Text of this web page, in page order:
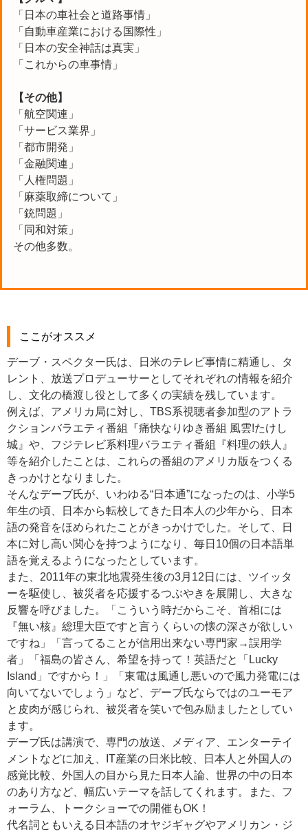
「日本の車社会と道路事情」
「自動車産業における国際性」
「日本の安全神話は真実」
「これからの車事情」
【その他】
「航空関連」
「サービス業界」
「都市開発」
「金融関連」
「人権問題」
「麻薬取締について」
「銃問題」
「同和対策」
その他多数。
ここがオススメ
デーブ・スペクター氏は、日米のテレビ事情に精通し、タ
レント、放送プロデューサーとしてそれぞれの情報を紹介
し、文化の橋渡し役として多くの実績を残しています。
例えば、アメリカ局に対し、TBS系視聴者参加型のアトラ
クションバラエティ番組『痛快なりゆき番組 風雲!たけし
城』や、フジテレビ系料理バラエティ番組『料理の鉄人』
等を紹介したことは、これらの番組のアメリカ版をつくる
きっかけとなりました。
そんなデーブ氏が、いわゆる“日本通”になったのは、小学5
年生の頃、日本から転校してきた日本人の少年から、日本
語の発音をほめられたことがきっかけでした。そして、日
本に対し高い関心を持つようになり、毎日10個の日本語単
語を覚えるようになったとしています。
また、2011年の東北地震発生後の3月12日には、ツイッタ
ーを駆使し、被災者を応援するつぶやきを展開し、大きな
反響を呼びました。「こういう時だからこそ、首相には
『無い核』総理大臣ですと言うくらいの懐の深さが欲しい
ですね」「言ってることが信用出来ない専門家→誤用学
者」「福島の皆さん、希望を持って！英語だと「Lucky
Island」ですから！」「東電は風通し悪いので風力発電には
向いてないでしょう」など、デーブ氏ならではのユーモア
と皮肉が感じられ、被災者を笑いで包み励ましたとしてい
ます。
デーブ氏は講演で、専門の放送、メディア、エンターテイ
メントなどに加え、IT産業の日米比較、日本人と外国人の
感覚比較、外国人の目から見た日本人論、世界の中の日本
のあり方など、幅広いテーマを話してくれます。また、フ
ォーラム、トークショーでの開催もOK！
代名詞ともいえる日本語のオヤジギャグやアメリカン・ジ